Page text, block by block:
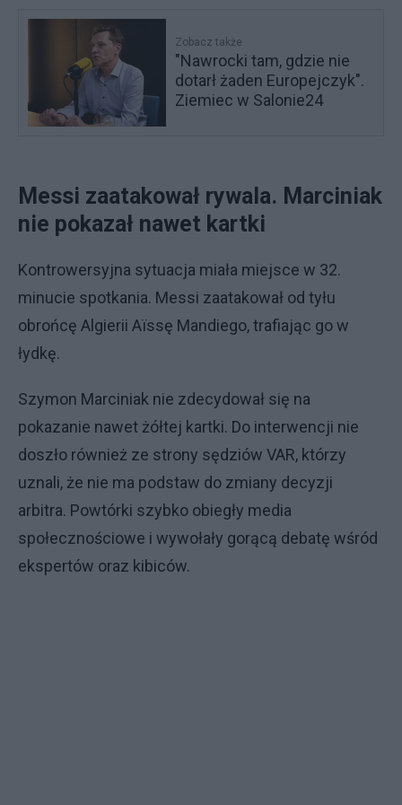
Zobacz także
"Nawrocki tam, gdzie nie
dotarł żaden Europejczyk".
Ziemiec w Salonie24
Messi zaatakował rywala. Marciniak
nie pokazał nawet kartki
Kontrowersyjna sytuacja miała miejsce w 32.
minucie spotkania. Messi zaatakował od tyłu
obrońcę Algierii Aïssę Mandiego, trafiając go w
łydkę.
Szymon Marciniak nie zdecydował się na
pokazanie nawet żółtej kartki. Do interwencji nie
doszło również ze strony sędziów VAR, którzy
uznali, że nie ma podstaw do zmiany decyzji
arbitra. Powtórki szybko obiegły media
społecznościowe i wywołały gorącą debatę wśród
ekspertów oraz kibiców.